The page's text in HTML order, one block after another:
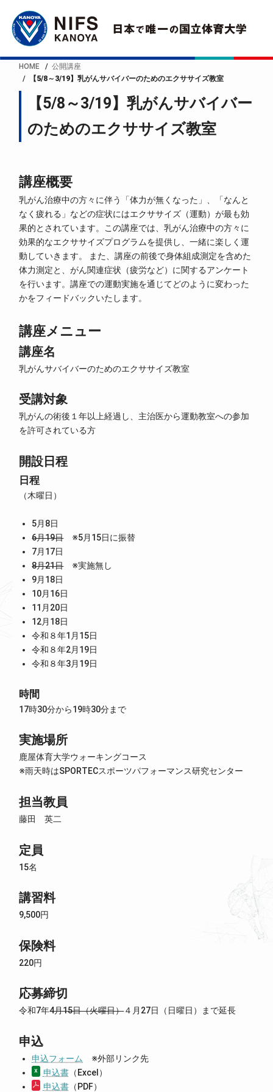
HOME
公開講座
【5/8～3/19】乳がんサバイバーのためのエクササイズ教室
【5/8～3/19】乳がんサバイバー
のためのエクササイズ教室
講座概要
乳がん治療中の方々に伴う「体力が無くなった」、「なんと
なく疲れる」などの症状にはエクササイズ（運動）が最も効
果的とされています。この講座では、乳がん治療中の方々に
効果的なエクササイズプログラムを提供し、一緒に楽しく運
動していきます。 また、講座の前後で身体組成測定を含めた
体力測定と、がん関連症状（疲労など）に関するアンケート
を行います。講座での運動実施を通じてどのように変わった
かをフィードバックいたします。
講座メニュー
講座名
乳がんサバイバーのためのエクササイズ教室
受講対象
乳がんの術後１年以上経過し、主治医から運動教室への参加
を許可されている方
開設日程
日程
（木曜日）
5月8日
6月19日※5月15日に振替
7月17日
8月21日※実施無し
9月18日
10月16日
11月20日
12月18日
令和８年1月15日
令和８年2月19日
令和８年3月19日
時間
17時30分から19時30分まで
実施場所
鹿屋体育大学ウォーキングコース
※雨天時はSPORTECスポーツパフォーマンス研究センター
担当教員
藤田 英二
定員
15名
講習料
9,500円
保険料
220円
応募締切
令和7年4月15日（火曜日）４月27日（日曜日）まで延長
申込
申込フォーム
※外部リンク先
申込書（Excel）
申込書（PDF）